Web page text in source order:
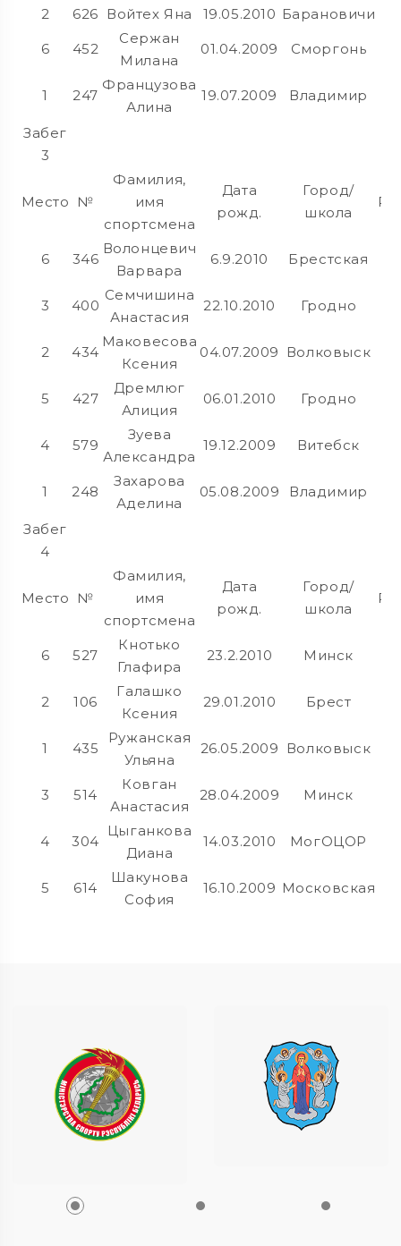
2 626 Войтех Яна 19.05.2010 Барановичи
6 452
Сержан
Милана
01.04.2009 Сморгонь
1 247
Французова
Алина
19.07.2009 Владимир
Забег
3
Место №
Фамилия,
имя
спортсмена
Дата
рожд.
Город/
школа
6 346
Волонцевич
Варвара
6.9.2010 Брестская
3 400
Семчишина
Анастасия
22.10.2010 Гродно
2 434
Маковесова
Ксения
04.07.2009 Волковыск
5 427
Дремлюг
Алиция
06.01.2010 Гродно
4 579
Зуева
Александра
19.12.2009 Витебск
1 248
Захарова
Аделина
05.08.2009 Владимир
Забег
4
Место №
Фамилия,
имя
спортсмена
Дата
рожд.
Город/
школа
6 527
Кнотько
Глафира
23.2.2010 Минск
2 106
Галашко
Ксения
29.01.2010 Брест
1 435
Ружанская
Ульяна
26.05.2009 Волковыск
3 514
Ковган
Анастасия
28.04.2009 Минск
4 304
Цыганкова
Диана
14.03.2010 МогОЦОР
5 614
Шакунова
София
16.10.2009 Московская